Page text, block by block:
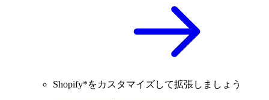
Shopify*をカスタマイズして拡張しましょう